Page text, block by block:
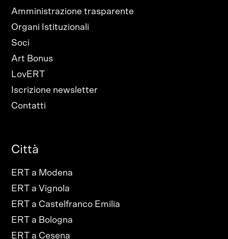
Amministrazione trasparente
Organi Istituzionali
Soci
Art Bonus
LovERT
Iscrizione newsletter
Contatti
Città
ERT a Modena
ERT a Vignola
ERT a Castelfranco Emilia
ERT a Bologna
ERT a Cesena